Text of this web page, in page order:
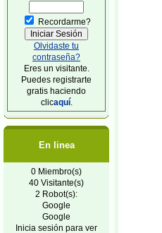
Recordarme?
Olvidaste tu
contraseña?
Eres un visitante.
Puedes registrarte
gratis haciendo
clicaquí.
En linea
0 Miembro(s)
40 Visitante(s)
2 Robot(s):
Google
Google
Inicia sesión para ver